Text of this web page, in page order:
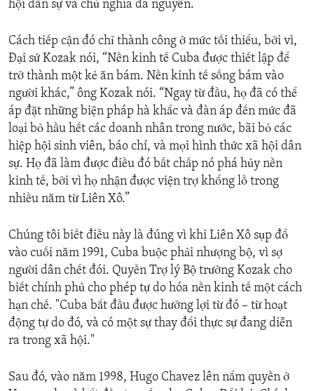
hội dân sự và chủ nghĩa đa nguyên.
Cách tiếp cận đó chỉ thành công ở mức tối thiểu, bởi vì,
Đại sứ Kozak nói, “Nền kinh tế Cuba được thiết lập để
trở thành một kẻ ăn bám. Nền kinh tế sống bám vào
người khác,” ông Kozak nói. “Ngay từ đầu, họ đã có thể
áp đặt những biện pháp hà khắc và đàn áp đến mức đã
loại bỏ hầu hết các doanh nhân trong nước, bãi bỏ các
hiệp hội sinh viên, báo chí, và mọi hình thức xã hội dân
sự. Họ đã làm được điều đó bất chấp nó phá hủy nền
kinh tế, bởi vì họ nhận được viện trợ khổng lồ trong
nhiều năm từ Liên Xô.”
Chúng tôi biết điều này là đúng vì khi Liên Xô sụp đổ
vào cuối năm 1991, Cuba buộc phải nhượng bộ, vì sợ
người dân chết đói. Quyền Trợ lý Bộ trưởng Kozak cho
biết chính phủ cho phép tự do hóa nền kinh tế một cách
hạn chế. "Cuba bắt đầu được hưởng lợi từ đó – từ hoạt
động tự do đó, và có một sự thay đổi thực sự đang diễn
ra trong xã hội."
Sau đó, vào năm 1998, Hugo Chavez lên nắm quyền ở